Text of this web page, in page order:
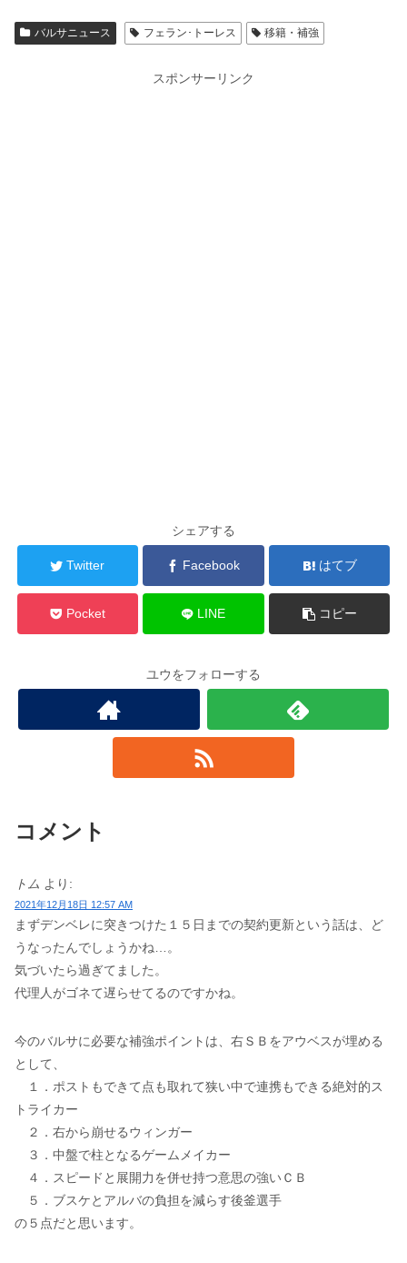
バルサニュース フェラン･トーレス 移籍・補強
スポンサーリンク
シェアする
Twitter Facebook はてブ
Pocket LINE コピー
ユウをフォローする
コメント
トム より:
2021年12月18日 12:57 AM
まずデンベレに突きつけた１５日までの契約更新という話は、ど
うなったんでしょうかね…。
気づいたら過ぎてました。
代理人がゴネて遅らせてるのですかね。
今のバルサに必要な補強ポイントは、右ＳＢをアウベスが埋める
として、
１．ポストもできて点も取れて狭い中で連携もできる絶対的ス
トライカー
２．右から崩せるウィンガー
３．中盤で柱となるゲームメイカー
４．スピードと展開力を併せ持つ意思の強いＣＢ
５．ブスケとアルバの負担を減らす後釜選手
の５点だと思います。